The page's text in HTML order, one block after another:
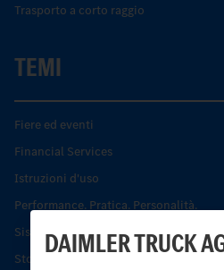
DAIMLER TRUCK
Trasporto a corto raggio
TEMI
Fiere ed eventi
Financial Services
Istruzioni d'uso
Performance. Pratica. Personalità.
Sistemi di assistenza alla guida e di
Storia dell’Unimog